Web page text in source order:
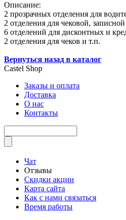
Описание:
2 прозрачных отделения для
2 отделения для чековой,
6 отделений для дисконтных и
2 отделения для чеков и т.п.
Вернуться назад в каталог
Castel Shop
Заказы и оплата
Доставка
О нас
Контакты
Чат
Отзывы
Скидки акции
Карта сайта
Как с нами связаться
Время работы